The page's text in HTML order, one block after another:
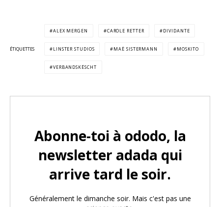
ÉTIQUETTES
ALEX MERGEN CAROLE RETTER DIVIDANTE
LINSTER STUDIOS MAË SISTERMANN MOSKITO
VERBANDSKËSCHT